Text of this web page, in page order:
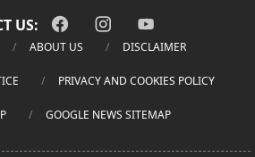
US:
ABOUT US DISCLAIMER
PRIVACY AND COOKIES POLICY
GOOGLE NEWS SITEMAP